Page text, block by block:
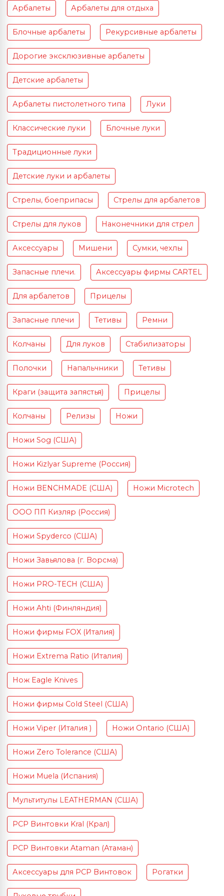
Арбалеты Арбалеты для отдыха
Блочные арбалеты Рекурсивные арбалеты
Дорогие эксклюзивные арбалеты
Детские арбалеты
Арбалеты пистолетного типа Луки
Классические луки Блочные луки
Традиционные луки
Детские луки и арбалеты
Стрелы, боеприпасы Стрелы для арбалетов
Стрелы для луков Наконечники для стрел
Аксессуары Мишени Сумки, чехлы
Запасные плечи. Аксессуары фирмы CARTEL
Для арбалетов Прицелы
Запасные плечи Тетивы Ремни
Колчаны Для луков Стабилизаторы
Полочки Напальчники Тетивы
Краги (защита запястья) Прицелы
Колчаны Релизы Ножи
Ножи Sog (США)
Ножи Kizlyar Supreme (Россия)
Ножи BENCHMADE (США) Ножи Microtech
ООО ПП Кизляр (Россия)
Ножи Spyderco (США)
Ножи Завьялова (г. Ворсма)
Ножи PRO-TECH (США)
Ножи Ahti (Финляндия)
Ножи фирмы FOX (Италия)
Ножи Extrema Ratio (Италия)
Нож Eagle Knives
Ножи фирмы Cold Steel (США)
Ножи Viper (Италия ) Ножи Ontario (США)
Ножи Zero Tolerance (США)
Ножи Muela (Испания)
Мультитулы LEATHERMAN (США)
PCP Винтовки Kral (Крал)
PCP Винтовки Ataman (Атаман)
Аксессуары для PCP Винтовок Рогатки